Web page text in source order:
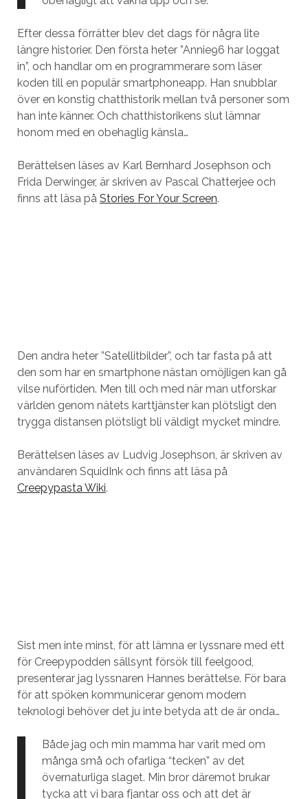
Efter dessa förrätter blev det dags för några lite
längre historier. Den första heter ”Annie96 har loggat
in”, och handlar om en programmerare som läser
koden till en populär smartphoneapp. Han snubblar
över en konstig chatthistorik mellan två personer som
han inte känner. Och chatthistorikens slut lämnar
honom med en obehaglig känsla…
Berättelsen läses av Karl Bernhard Josephson och
Frida Derwinger, är skriven av Pascal Chatterjee och
finns att läsa på Stories For Your Screen.
Den andra heter ”Satellitbilder”, och tar fasta på att
den som har en smartphone nästan omöjligen kan gå
vilse nuförtiden. Men till och med när man utforskar
världen genom nätets karttjänster kan plötsligt den
trygga distansen plötsligt bli väldigt mycket mindre.
Berättelsen läses av Ludvig Josephson, är skriven av
användaren SquidInk och finns att läsa på
Creepypasta Wiki.
Sist men inte minst, för att lämna er lyssnare med ett
för Creepypodden sällsynt försök till feelgood,
presenterar jag lyssnaren Hannes berättelse. För bara
för att spöken kommunicerar genom modern
teknologi behöver det ju inte betyda att de är onda…
Både jag och min mamma har varit med om
många små och ofarliga “tecken” av det
övernaturliga slaget. Min bror däremot brukar
tycka att vi bara fjantar oss och att det är